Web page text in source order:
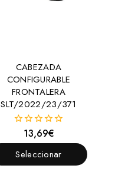
CABEZADA
CONFIGURABLE
FRONTALERA
SLT/2022/23/371
fuera
de
13,69€
Seleccionar